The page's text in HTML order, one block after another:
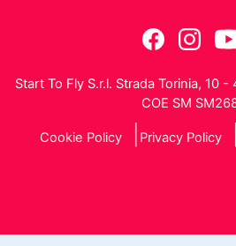
Start To Fly S.r.l. Strada Torinia, 10
COE SM
Cookie Policy Privacy Policy